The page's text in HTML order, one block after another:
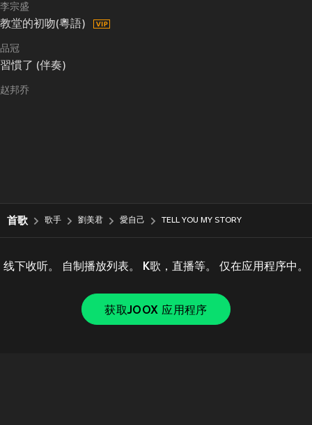
李宗盛
教堂的初吻(粵語)
品冠
習慣了 (伴奏)
赵邦乔
首歌 歌手 劉美君 愛自己 TELL YOU MY STORY
线下收听。 自制播放列表。 K歌，直播等。 仅在应用程序中。
获取JOOX 应用程序